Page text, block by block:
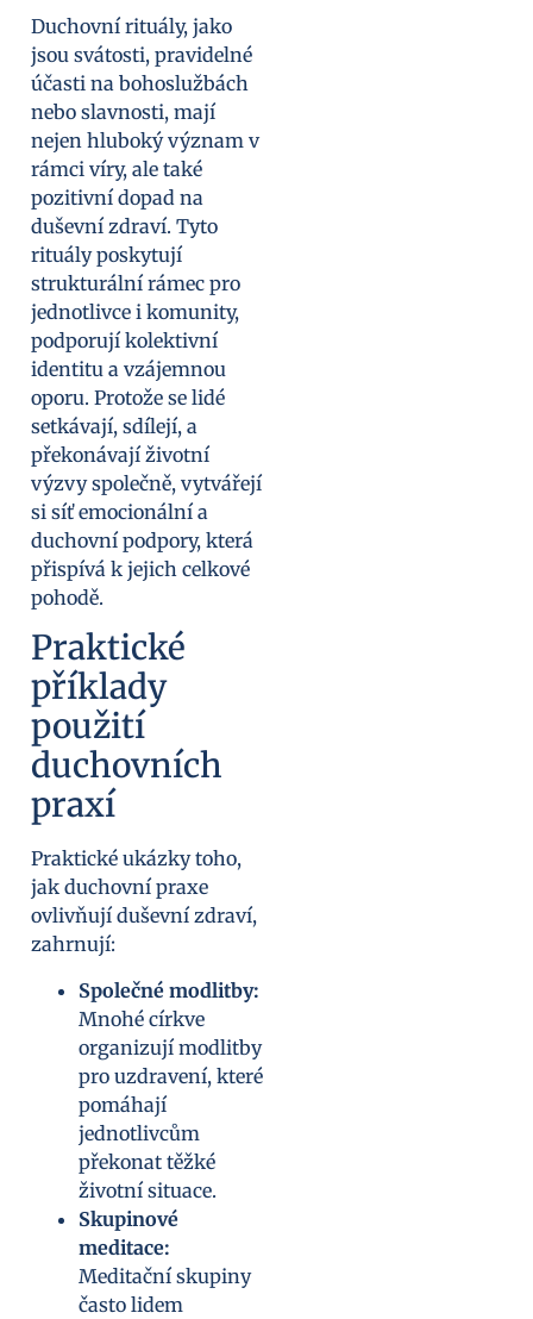
Duchovní rituály, jako
jsou svátosti, pravidelné
účasti na bohoslužbách
nebo slavnosti, mají
nejen hluboký význam v
rámci víry, ale také
pozitivní dopad na
duševní zdraví. Tyto
rituály poskytují
strukturální rámec pro
jednotlivce i komunity,
podporují kolektivní
identitu a vzájemnou
oporu. Protože se lidé
setkávají, sdílejí, a
překonávají životní
výzvy společně, vytvářejí
si síť emocionální a
duchovní podpory, která
přispívá k jejich celkové
pohodě.
Praktické
příklady
použití
duchovních
praxí
Praktické ukázky toho,
jak duchovní praxe
ovlivňují duševní zdraví,
zahrnují:
Společné modlitby:
Mnohé církve
organizují modlitby
pro uzdravení, které
pomáhají
jednotlivcům
překonat těžké
životní situace.
Skupinové
meditace:
Meditační skupiny
často lidem